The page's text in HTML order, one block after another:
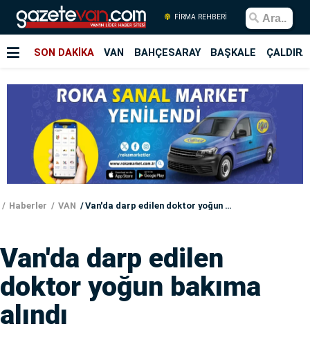
FİRMA REHBERİ
SON DAKİKA VAN BAHÇESARAY BAŞKALE
Haberler VAN Van'da darp edilen doktor yoğun bakıma alındı
Van'da darp edilen
doktor yoğun bakıma
alındı